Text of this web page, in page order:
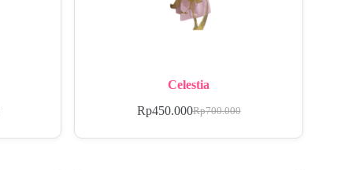
Celestia
Rp700.000
Rp450.000